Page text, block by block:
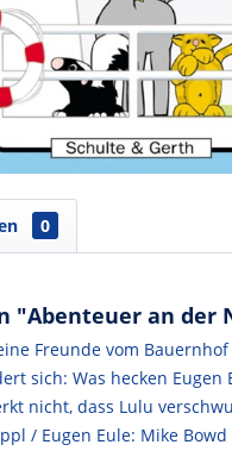
0
an der
Freunde vom
sich: Was hecken
nicht, dass Lulu
/ Eugen Eule: Mike